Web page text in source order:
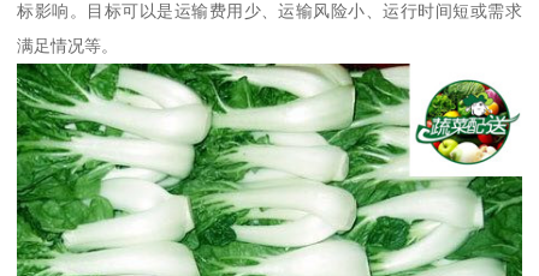
标影响。目标可以是运输费用少、运输风险小、运行时间短或需求
满足情况等。